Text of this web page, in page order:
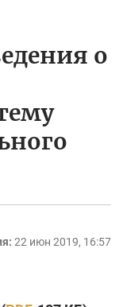
о
22 июн 2019, 16:57